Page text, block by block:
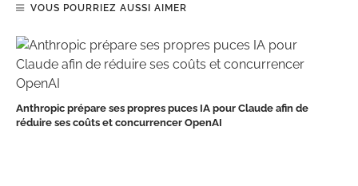
VOUS POURRIEZ AUSSI AIMER
Anthropic prépare ses propres puces IA pour Claude afin de
réduire ses coûts et concurrencer OpenAI